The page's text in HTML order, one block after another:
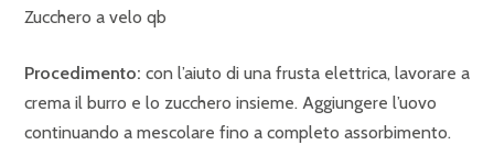
Zucchero a velo qb
Procedimento: con l’aiuto di una frusta elettrica, lavorare a
crema il burro e lo zucchero insieme. Aggiungere l’uovo
continuando a mescolare fino a completo assorbimento.